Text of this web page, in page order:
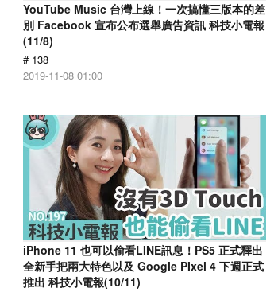
YouTube Music 台灣上線！一次搞懂三版本的差
別 Facebook 宣布公布選舉廣告資訊 科技小電報
(11/8)
# 138
2019-11-08 01:00
iPhone 11 也可以偷看LINE訊息！PS5 正式釋出
全新手把兩大特色以及 Google PIxel 4 下週正式
推出 科技小電報(10/11)